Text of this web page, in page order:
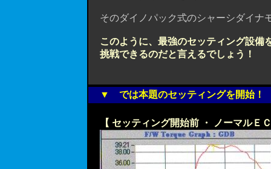
そのダイノパック式のシャーシダイナ
このように、最強のセッティング設備
挑戦できるのだと言えるでしょう！
▼ では本題のセッティングを開始！
【 セッティング開始前 ・ ノーマルＥ